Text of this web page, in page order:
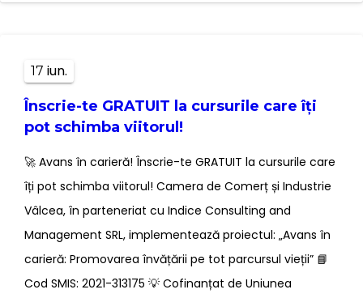
17 iun.
Înscrie-te GRATUIT la cursurile care îți
pot schimba viitorul!
🚀 Avans în carieră! Înscrie-te GRATUIT la cursurile care
îți pot schimba viitorul! Camera de Comerț și Industrie
Vâlcea, în parteneriat cu Indice Consulting and
Management SRL, implementează proiectul: „Avans în
carieră: Promovarea învățării pe tot parcursul vieții” 📘
Cod SMIS: 2021-313175 💡 Cofinanțat de Uniunea